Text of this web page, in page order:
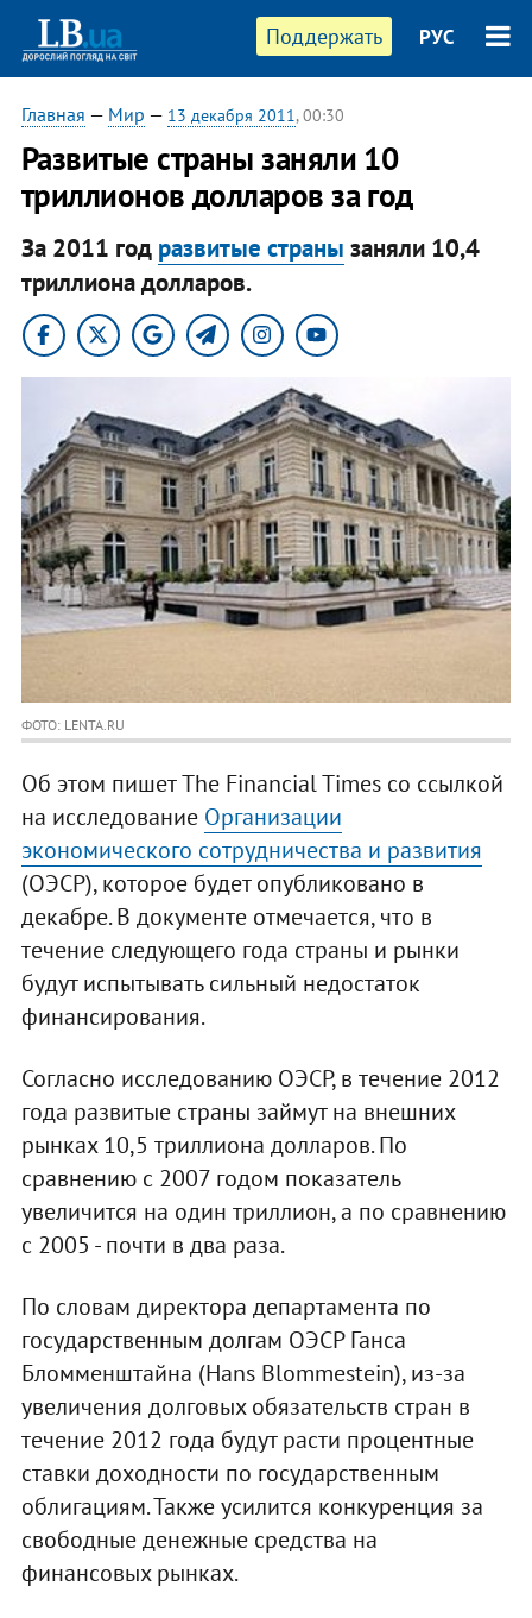
Поддержать РУС
Главная — Мир — 13 декабря 2011, 00:30
Развитые страны заняли 10
триллионов долларов за год
За 2011 год развитые страны заняли 10,4
триллиона долларов.
ФОТО: LENTA.RU
Об этом пишет The Financial Times со ссылкой
на исследование Организации
экономического сотрудничества и развития
(ОЭСР), которое будет опубликовано в
декабре. В документе отмечается, что в
течение следующего года страны и рынки
будут испытывать сильный недостаток
финансирования.
Согласно исследованию ОЭСР, в течение 2012
года развитые страны займут на внешних
рынках 10,5 триллиона долларов. По
сравнению с 2007 годом показатель
увеличится на один триллион, а по сравнению
с 2005 - почти в два раза.
По словам директора департамента по
государственным долгам ОЭСР Ганса
Бломменштайна (Hans Blommestein), из-за
увеличения долговых обязательств стран в
течение 2012 года будут расти процентные
ставки доходности по государственным
облигациям. Также усилится конкуренция за
свободные денежные средства на
финансовых рынках.